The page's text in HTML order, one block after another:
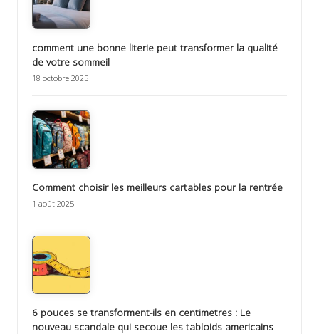
comment une bonne literie peut transformer la qualité
de votre sommeil
18 octobre 2025
Comment choisir les meilleurs cartables pour la rentrée
1 août 2025
6 pouces se transforment-ils en centimetres : Le
nouveau scandale qui secoue les tabloids americains